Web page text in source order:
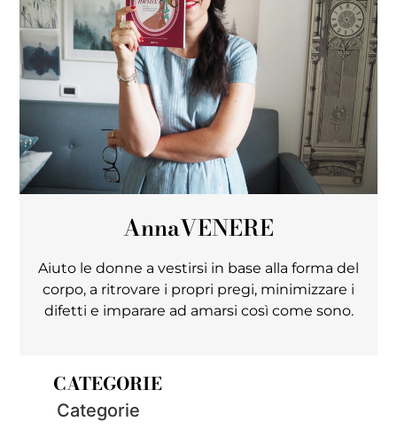
AnnaVENERE
Aiuto le donne a vestirsi in base alla forma del
corpo, a ritrovare i propri pregi, minimizzare i
difetti e imparare ad amarsi così come sono.
CATEGORIE
Categorie